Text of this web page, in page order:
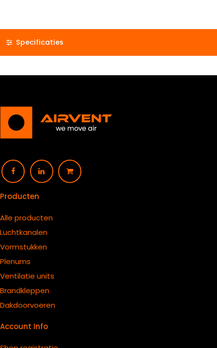
Specificaties
Producten
Alle producten
Luchtkanalen
Vormstukken
Plenums
Ventilatie units
Brandkleppen
Dakdoorvoeren
Account Info